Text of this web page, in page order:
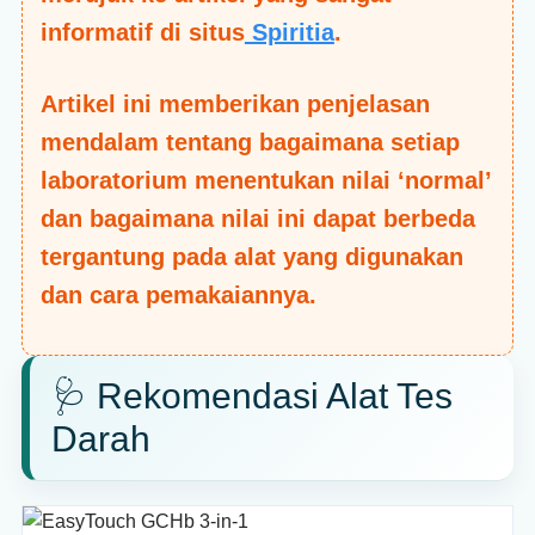
informatif di situsSpiritia.
Artikel ini memberikan penjelasan
mendalam tentang bagaimana setiap
laboratorium menentukan nilai ‘normal’
dan bagaimana nilai ini dapat berbeda
tergantung pada alat yang digunakan
dan cara pemakaiannya.
🩺 Rekomendasi Alat Tes
Darah